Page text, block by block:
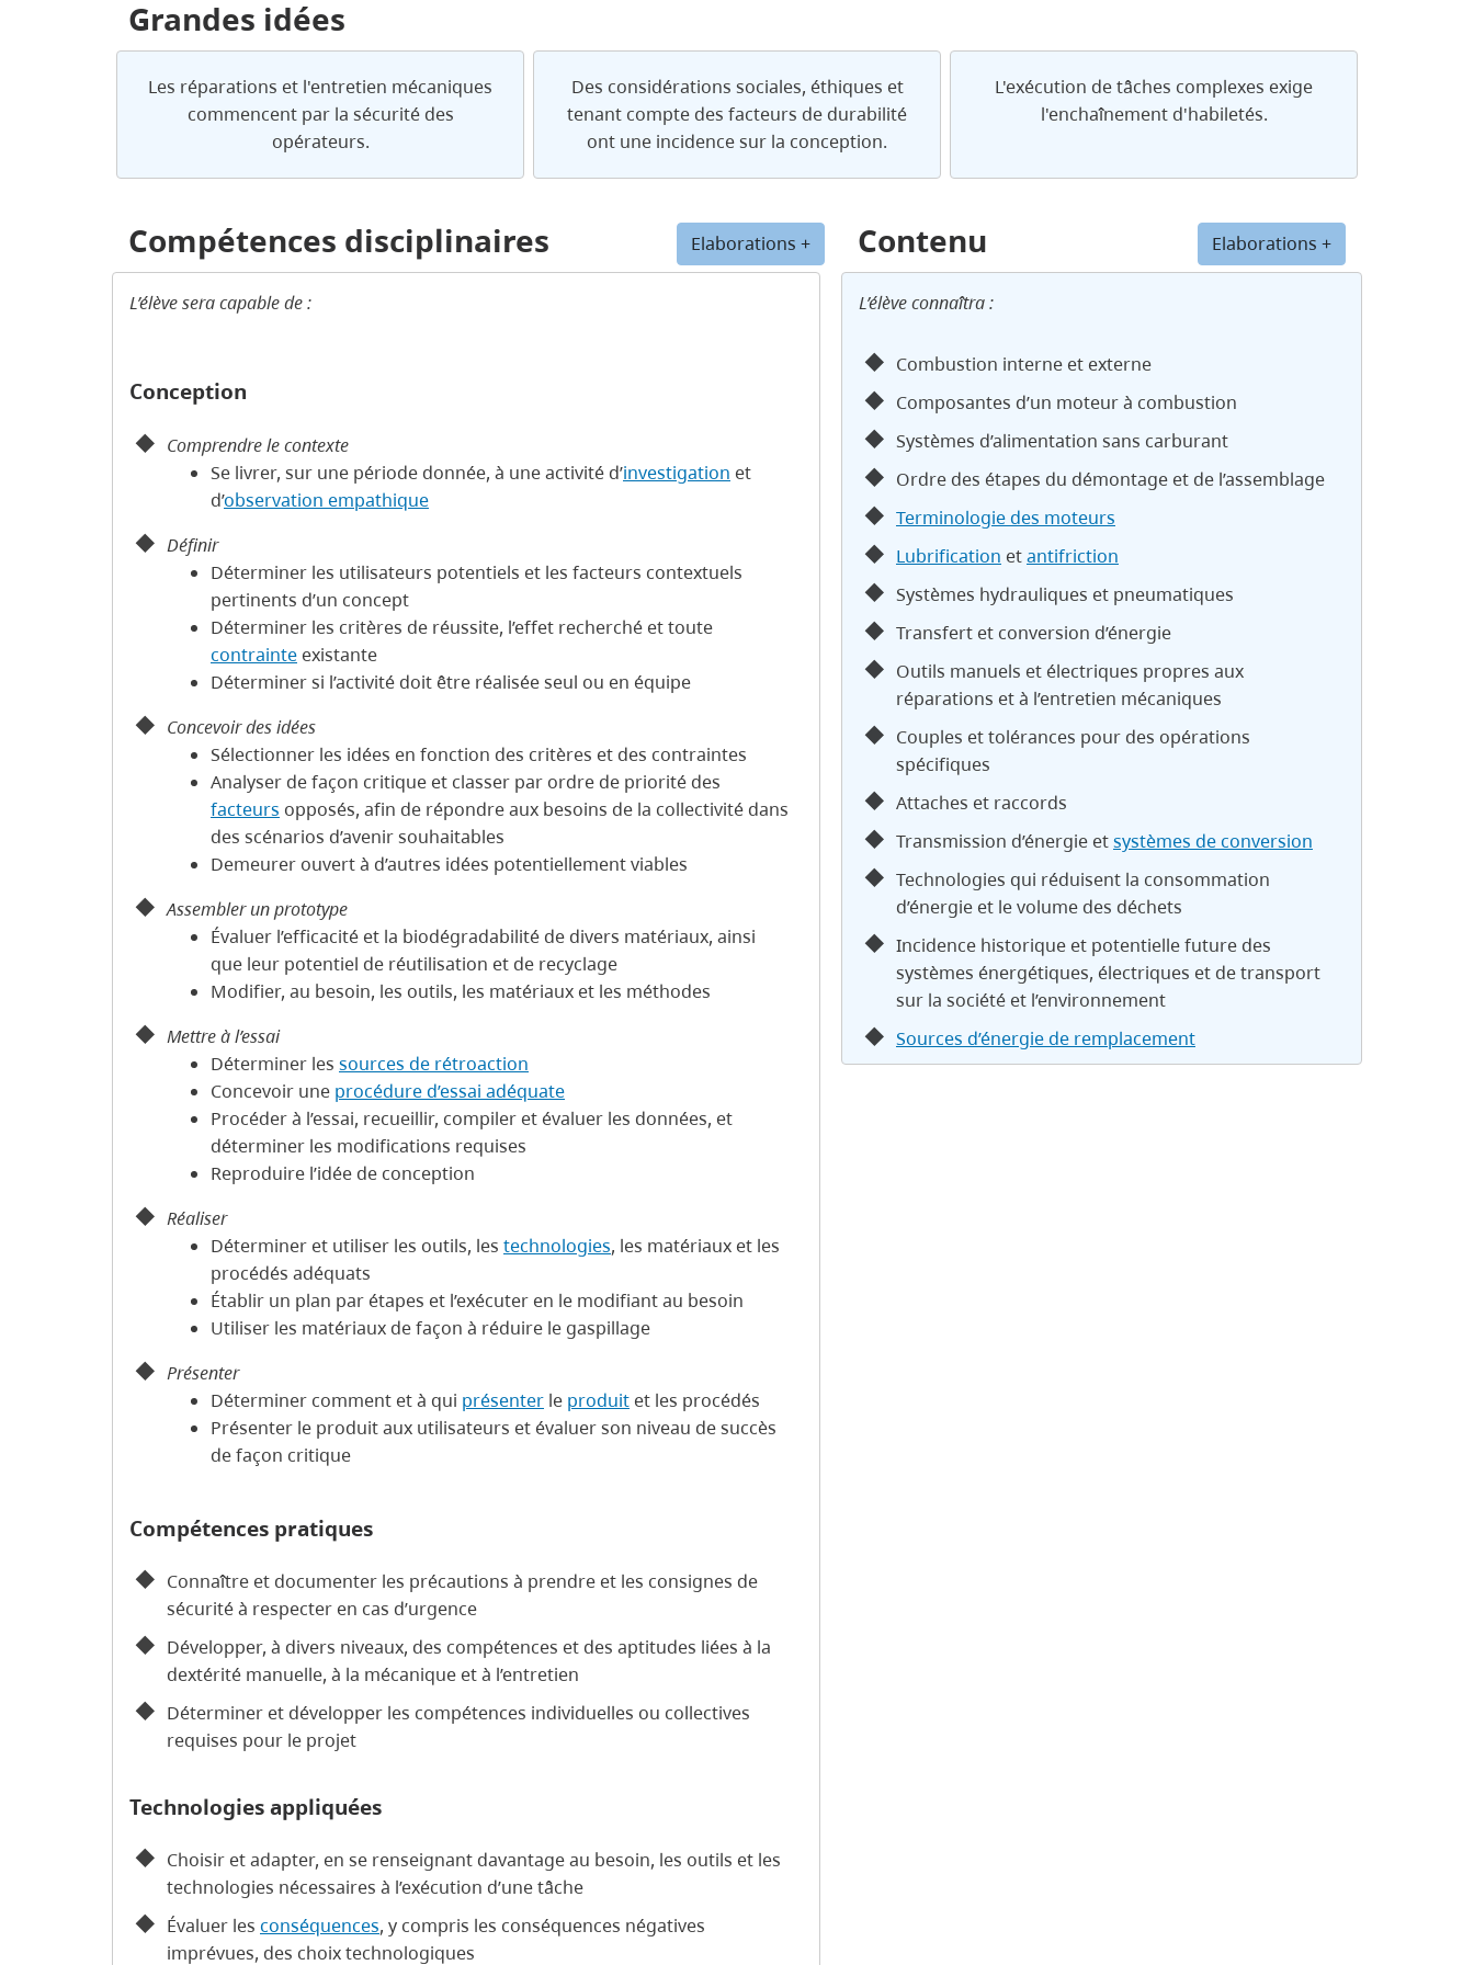
Grandes idées
Les réparations et l'entretien mécaniques
commencent par la sécurité des
opérateurs.
Des considérations sociales, éthiques et
tenant compte des facteurs de durabilité
ont une incidence sur la conception.
L'exécution de tâches complexes exige
l'enchaînement d'habiletés.
Elaborations +
Contenu
L’élève connaîtra :
Combustion interne et externe
Composantes d’un moteur à combustion
Systèmes d’alimentation sans carburant
Ordre des étapes du démontage et de l’assemblage
Terminologie des moteurs
Lubrification etantifriction
Systèmes hydrauliques et pneumatiques
Transfert et conversion d’énergie
Outils manuels et électriques propres aux
réparations et à l’entretien mécaniques
Couples et tolérances pour des opérations
spécifiques
Attaches et raccords
Transmission d’énergie etsystèmes de conversion
Technologies qui réduisent la consommation
d’énergie et le volume des déchets
Incidence historique et potentielle future des
systèmes énergétiques, électriques et de transport
sur la société et l’environnement
Sources d’énergie de remplacement
Elaborations +
Compétences disciplinaires
L’élève sera capable de :
Conception
Comprendre le contexte
Se livrer, sur une période donnée, à une activité d’investigation et
d’observation empathique
Définir
Déterminer les utilisateurs potentiels et les facteurs contextuels
pertinents d’un concept
Déterminer les critères de réussite, l’effet recherché et toute
contrainte existante
Déterminer si l’activité doit être réalisée seul ou en équipe
Concevoir des idées
Sélectionner les idées en fonction des critères et des contraintes
Analyser de façon critique et classer par ordre de priorité des
facteurs opposés, afin de répondre aux besoins de la collectivité dans
des scénarios d’avenir souhaitables
Demeurer ouvert à d’autres idées potentiellement viables
Assembler un prototype
Évaluer l’efficacité et la biodégradabilité de divers matériaux, ainsi
que leur potentiel de réutilisation et de recyclage
Modifier, au besoin, les outils, les matériaux et les méthodes
Mettre à l’essai
Déterminer les sources de rétroaction
Concevoir une procédure d’essai adéquate
Procéder à l’essai, recueillir, compiler et évaluer les données, et
déterminer les modifications requises
Reproduire l’idée de conception
Réaliser
Déterminer et utiliser les outils, les technologies, les matériaux et les
procédés adéquats
Établir un plan par étapes et l’exécuter en le modifiant au besoin
Utiliser les matériaux de façon à réduire le gaspillage
Présenter
Déterminer comment et à qui présenter le produit et les procédés
Présenter le produit aux utilisateurs et évaluer son niveau de succès
de façon critique
Compétences pratiques
Connaître et documenter les précautions à prendre et les consignes de
sécurité à respecter en cas d’urgence
Développer, à divers niveaux, des compétences et des aptitudes liées à la
dextérité manuelle, à la mécanique et à l’entretien
Déterminer et développer les compétences individuelles ou collectives
requises pour le projet
Technologies appliquées
Choisir et adapter, en se renseignant davantage au besoin, les outils et les
technologies nécessaires à l’exécution d’une tâche
Évaluer les conséquences, y compris les conséquences négatives
imprévues, des choix technologiques